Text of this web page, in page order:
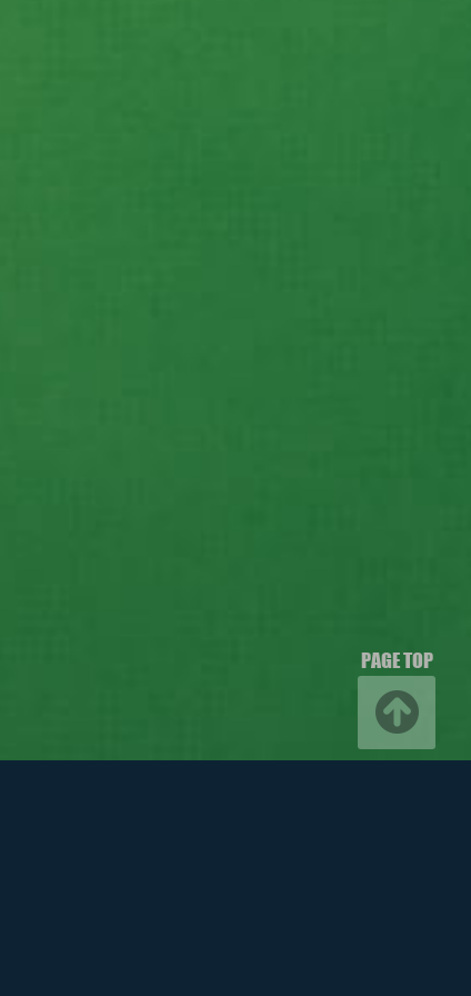
PAGE TOP